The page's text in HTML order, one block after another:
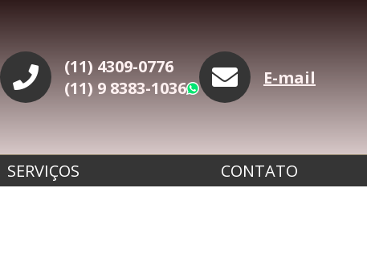
(11) 4309-0776
(11) 9 8383-1036
WhatsApp
E-mail
SERVIÇOS CONTATO